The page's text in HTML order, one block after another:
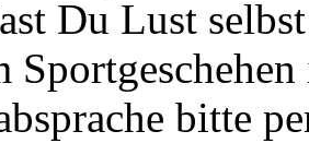
Du Lust
bitte